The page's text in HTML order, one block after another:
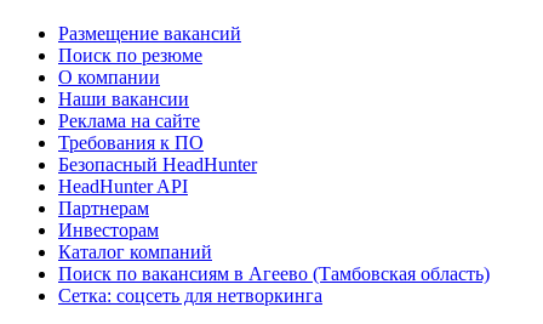
Размещение вакансий
Поиск по резюме
О компании
Наши вакансии
Реклама на сайте
Требования к ПО
Безопасный HeadHunter
HeadHunter API
Партнерам
Инвесторам
Каталог компаний
Поиск по вакансиям в Агеево (Тамбовская область)
Сетка: соцсеть для нетворкинга